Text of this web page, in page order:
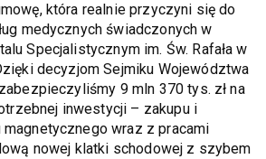
która realnie przyczyni się do
medycznych świadczonych w
Specjalistycznym im. Św. Rafała w
decyzjom Sejmiku Województwa
9 mln 370 tys. zł na
inwestycji – zakupu i
magnetycznego wraz z pracami
nowej klatki schodowej z szybem